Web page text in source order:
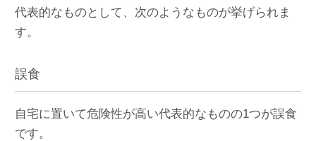
代表的なものとして、次のようなものが挙げられま
す。
誤食
自宅に置いて危険性が高い代表的なものの1つが誤食
です。